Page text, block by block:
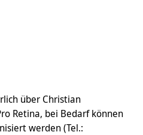
über Christian
Retina, bei Bedarf können
werden (Tel.: